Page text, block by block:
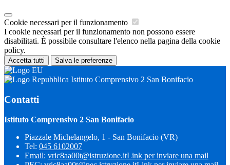
Cookie necessari per il funzionamento
I cookie necessari per il funzionamento non possono essere
disabilitati. È possibile consultare l'elenco nella pagina della cookie
policy.
Accetta tutti Salva le preferenze
Istituto Comprensivo 2 San Bonifacio
Contatti
Istituto Comprensivo 2 San Bonifacio
Piazzale Michelangelo, 1 - San Bonifacio (VR)
Tel: 045 6102007
Email: vric8aa00t@istruzione.itLink per inviare una mail